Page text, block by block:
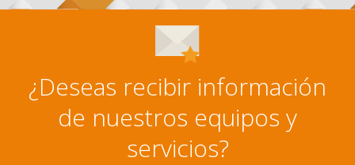
¿Deseas recibir información
de nuestros equipos y
servicios?